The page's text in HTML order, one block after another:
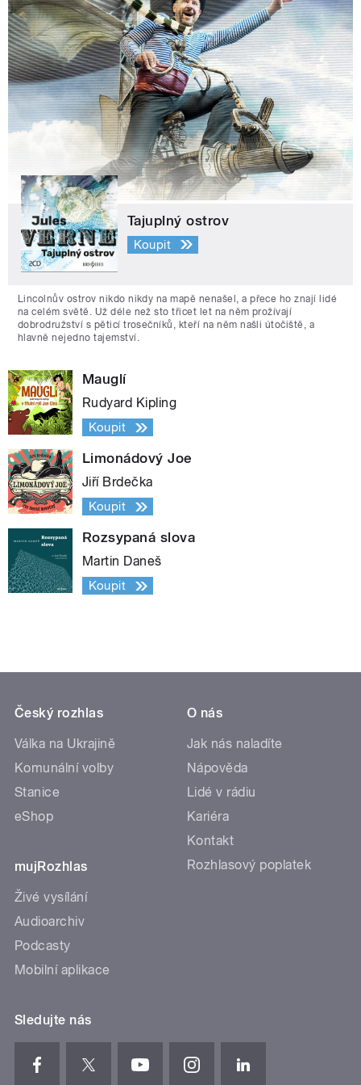
Tajuplný ostrov
Koupit
Lincolnův ostrov nikdo nikdy na mapě nenašel, a přece ho znají lidé
na celém světě. Už déle než sto třicet let na něm prožívají
dobrodružství s pěticí trosečníků, kteří na něm našli útočiště, a
hlavně nejedno tajemství.
Mauglí
Rudyard Kipling
Koupit
Limonádový Joe
Jiří Brdečka
Koupit
Rozsypaná slova
Martin Daneš
Koupit
Český rozhlas
Válka na Ukrajině
Komunální volby
Stanice
eShop
mujRozhlas
Živé vysílání
Audioarchiv
Podcasty
Mobilní aplikace
O nás
Jak nás naladíte
Nápověda
Lidé v rádiu
Kariéra
Kontakt
Rozhlasový poplatek
Sledujte nás